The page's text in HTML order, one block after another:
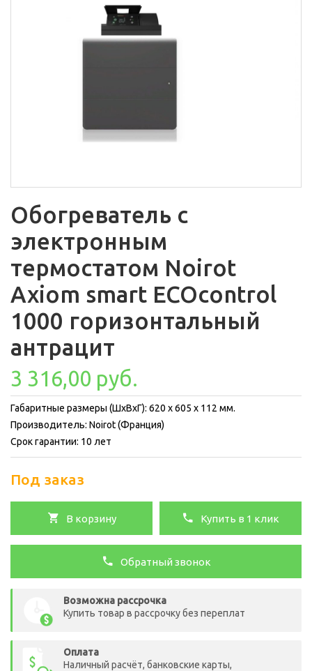
Обогреватель с
электронным
термостатом Noirot
Axiom smart ECOcontrol
1000 горизонтальный
антрацит
3 316,00 руб.
Габаритные размеры (ШхВхГ): 620 x 605 x 112 мм.
Производитель: Noirot (Франция)
Срок гарантии: 10 лет
Под заказ
В корзину Купить в 1 клик
Обратный звонок
Возможна рассрочка
Купить товар в рассрочку без переплат
Оплата
Наличный расчёт, банковские карты,